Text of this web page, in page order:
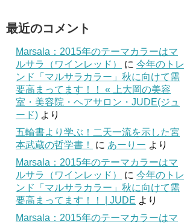
最近のコメント
Marsala：2015年のテーマカラーはマ
ルサラ（ワインレッド）
に 今年のトレ
ンド「マルサラカラー」秋に向けて需
要高まってます！！ « 上大岡の美容
室・美容院・ヘアサロン・JUDE(ジュ
ード) より
五輪書より学ぶ！二天一流を示した宮
本武蔵の哲学書！
に あーりー より
Marsala：2015年のテーマカラーはマ
ルサラ（ワインレッド）
に 今年のトレ
ンド「マルサラカラー」秋に向けて需
要高まってます！！ | JUDE より
Marsala：2015年のテーマカラーはマ